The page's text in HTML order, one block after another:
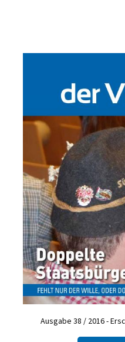
Ausgabe 38 / 2016 -